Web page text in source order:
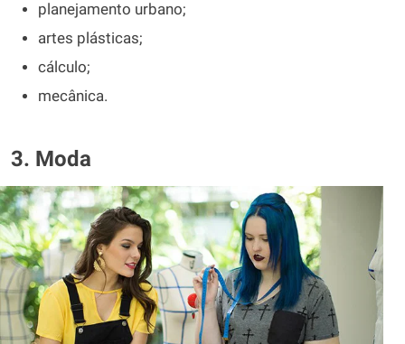
planejamento urbano;
artes plásticas;
cálculo;
mecânica.
3. Moda